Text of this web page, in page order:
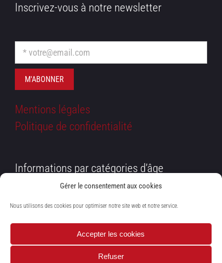
Gérer le consentement aux cookies
Nous utilisons des cookies pour optimiser notre site web et notre service.
Accepter les cookies
Refuser
Inscrivez-vous à notre newsletter
Mentions légales
Politique de confidentialité
Informations par catégories d’âge
Petite enfance 0-3 ans
Enfance 3-11 ans